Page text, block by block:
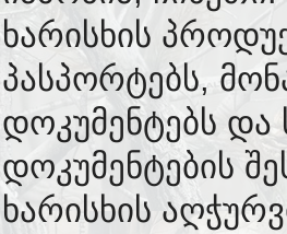
ხარისხის
პასპორტებს,
დოკუმენტებს და
დოკუმენტების
ხარისხის